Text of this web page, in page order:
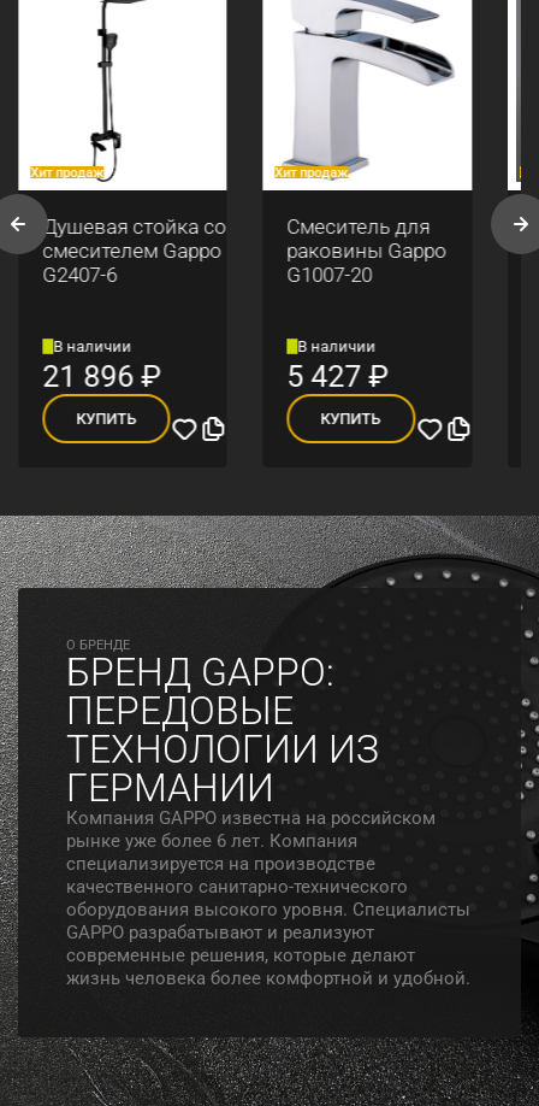
Хит продаж
Душевая стойка со
смесителем Gappo
G2407-6
В наличии
21 896₽
КУПИТЬ
Хит продаж
Смеситель для
раковины Gappo
G1007-20
В наличии
5 427₽
КУПИТЬ
O БРЕНДЕ
БРЕНД GAPPO:
ПЕРЕДОВЫЕ
ТЕХНОЛОГИИ ИЗ
ГЕРМАНИИ
Компания GAPPO известна на российском
рынке уже более 6 лет. Компания
специализируется на производстве
качественного санитарно-технического
оборудования высокого уровня. Специалисты
GAPPO разрабатывают и реализуют
современные решения, которые делают
жизнь человека более комфортной и удобной.